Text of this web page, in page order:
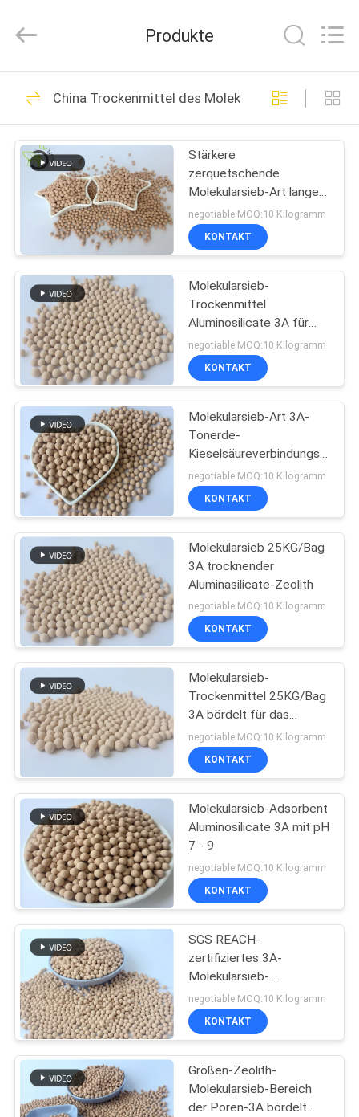
HAUSE
PRODUKTE
VIDEOS
VR
SHOW
ÜBER
UNS
WERKSBESICHTIGUNG
QUALITÄTSKONTROLLE
KONTAKT
NEUIGKEITEN
FÄLLE
ANGEBOT
ANFORDERN
SITEMAP
PRIVACY
POLICY
Technology
Co.,Ltd..
Reserved.
Molekularsieb-
Adsorbent
60
Trockenmittel des
Molekularsieb-3A
103
Trockenmittel des
Molekularsiebs 4a
Molekularsieb 5a
40
Trockenmittel des
Molekularsiebs 13x
69
Produkte
China Trockenmittel des Molekularsieb-3A
Stärkere
zerquetschende
Molekularsieb-Art langes
Leben 3a für tief
Reinigung
negotiable MOQ:10 Kilogramm
KONTAKT
Molekularsieb-
Trockenmittel
Aluminosilicate 3A für
kondensierende
Feuchtigkeit
negotiable MOQ:10 Kilogramm
KONTAKT
Molekularsieb-Art 3A-
Tonerde-
Kieselsäureverbindungs-
Druckfestigkeit
lufttrocknen
negotiable MOQ:10 Kilogramm
KONTAKT
Molekularsieb 25KG/Bag
3A trocknender
Aluminasilicate-Zeolith
negotiable MOQ:10 Kilogramm
KONTAKT
Molekularsieb-
Trockenmittel 25KG/Bag
3A bördelt für das
Lufttrocknen
negotiable MOQ:10 Kilogramm
KONTAKT
Molekularsieb-Adsorbent
Aluminosilicate 3A mit pH
7 - 9
negotiable MOQ:10 Kilogramm
KONTAKT
SGS REACH-
zertifiziertes 3A-
Molekularsieb-
Trockenmittel mit 100 N
Druckfestigkeit
negotiable MOQ:10 Kilogramm
KONTAKT
Größen-Zeolith-
Molekularsieb-Bereich
der Poren-3A bördelt